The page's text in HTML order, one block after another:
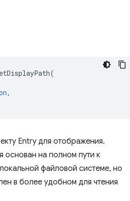
(
,
Entry для отображения.
основан на полном пути к
файловой системе, но
в более удобном для чтения